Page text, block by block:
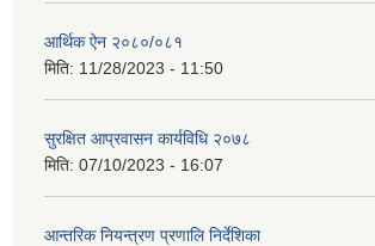
आर्थिक ऐन २०८०/०८१
मिति: 11/28/2023 - 11:50
सुरक्षित आप्रवासन कार्यविधि २०७८
मिति: 07/10/2023 - 16:07
आन्तरिक नियन्त्रण प्रणालि निर्देशिका